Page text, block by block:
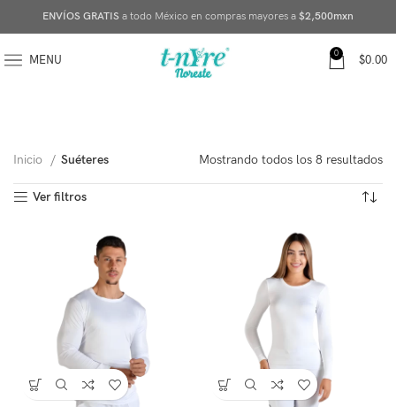
ENVÍOS GRATIS a todo México en compras mayores a $2,500mxn
MENU 0 $0.00
Inicio Suéteres Mostrando todos los 8 resultados
Ver filtros